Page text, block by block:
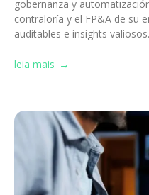
gobernanza y
contraloría y el FP&A de su
auditables e insights valiosos.
leia mais